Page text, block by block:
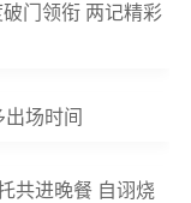
门领衔 两记精彩
场时间
共进晚餐 自诩烧